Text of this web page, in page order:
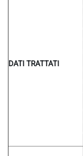
DATI TRATTATI